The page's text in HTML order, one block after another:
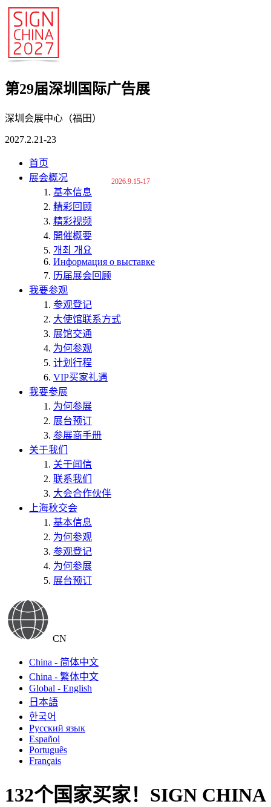
第29届深圳国际广告展
深圳会展中心（福田）
2027.2.21-23
首页
展会概况
基本信息
精彩回顾
精彩视频
開催概要
개최 개요
Информация о выставке
历届展会回顾
我要参观
参观登记
大使馆联系方式
展馆交通
为何参观
计划行程
VIP买家礼遇
我要参展
为何参展
展台预订
参展商手册
关于我们
关于闻信
联系我们
大会合作伙伴
上海秋交会
2026.9.15-17
基本信息
为何参观
参观登记
为何参展
展台预订
CN
China - 简体中文
China - 繁体中文
Global - English
日本語
한국어
Русский язык
Español
Português
Français
132个国家买家！SIGN CHINA